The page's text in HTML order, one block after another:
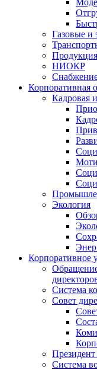
Газовые и
НИОКР
Корпоративная
Кадровая
Экология
Корпоративное
Обращение
Система
Совет
Система